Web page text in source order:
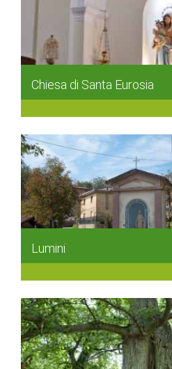
Chiesa di Santa Eurosia
Lumini